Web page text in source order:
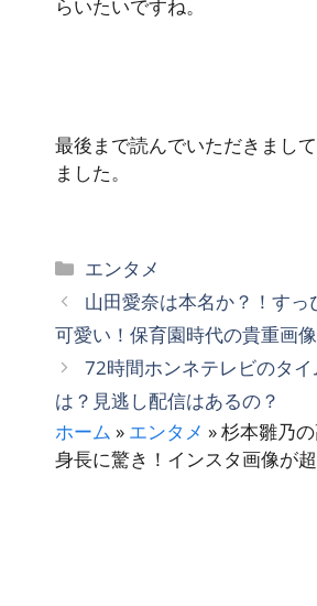
らいたいですね。
最後まで読んでいただきまし
ました。
カ
テ
ゴ
リ
ー
エンタメ
山田愛奈は本名か？！すっ
可愛い！保育園時代の貴重画像
72時間ホンネテレビのタ
は？見逃し配信はあるの？
ホーム » エンタメ »杉本雛乃
身長に驚き！インスタ画像が